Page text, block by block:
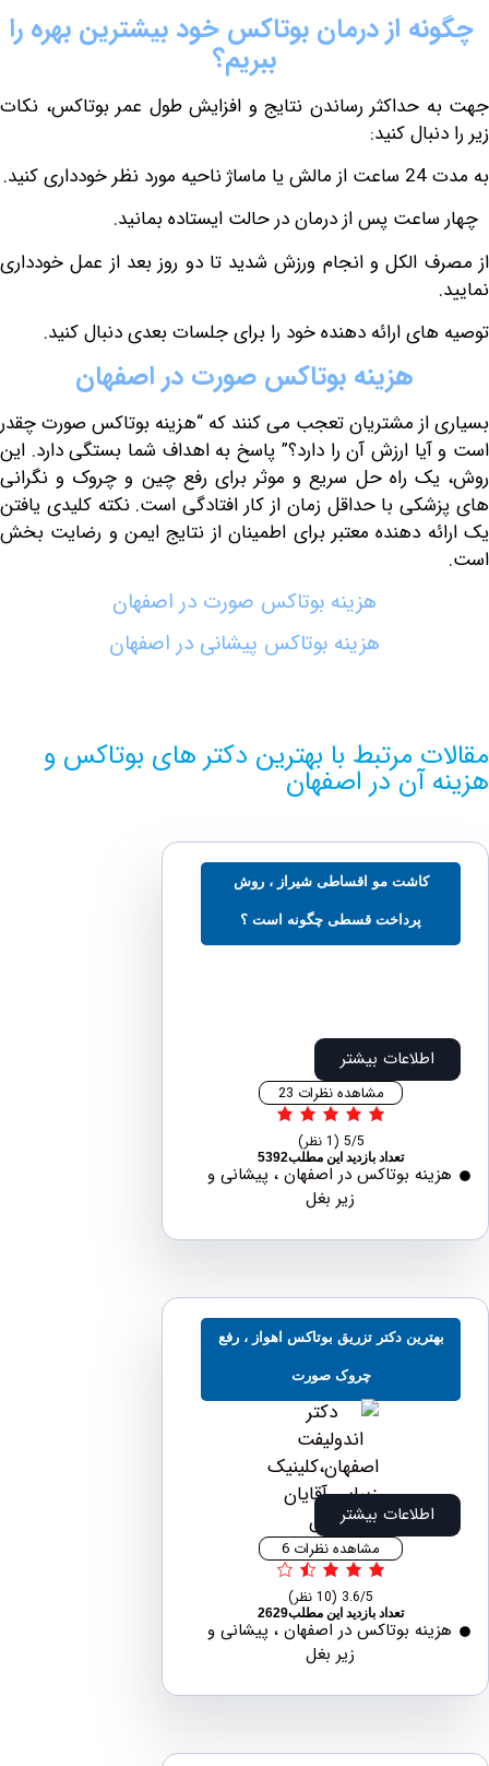
ازدرمانبوتاکسخود بیشترینبهره را
ببریم؟
رساندن نتایج و افزایش طول عمر بوتاکس، نکات
کنید:
پس از درمان در حالت ایستاده بمانید.
الکل و انجام ورزش شدید تا دو روز بعد از عمل خودداری
ارائه دهنده خود را برای جلسات بعدی دنبال کنید.
هزینهبوتاکس صورتدراصفهان
از مشتریان تعجب می کنند که “هزینه بوتاکس صورت چقدر
ارزش آن را دارد؟” پاسخ به اهداف شما بستگی دارد. این
راه حل سریع و موثر برای رفع چین و چروک و نگرانی
با حداقل زمان از کار افتادگی است. نکته کلیدی یافتن
دهنده معتبر برای اطمینان از نتایج ایمن و رضایت بخش
هزینه بوتاکس صورت در اصفهان
هزینه بوتاکس پیشانی در اصفهان
مرتبط با بهترین دکتر های بوتاکس و
آن در اصفهان
کاشت مو اقساطی شیراز ، روش
پرداخت قسطی چگونه است ؟
اطلاعات بیشتر
مشاهده نظرات 23
تعداد بازدید این مطلب5392
بوتاکس در اصفهان ، پیشانی و
دکتر تزریق بوتاکس اهواز ، رفع
چروک صورت
اطلاعات بیشتر
مشاهده نظرات 6
تعداد بازدید این مطلب2629
بوتاکس در اصفهان ، پیشانی و